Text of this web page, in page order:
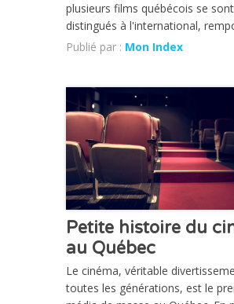
plusieurs films québécois se sont
distingués à l'international,
Publié par : Mon Index
CHRONIQUE
Petite histoire du
au Québec
Le cinéma, véritable
toutes les générations, est le